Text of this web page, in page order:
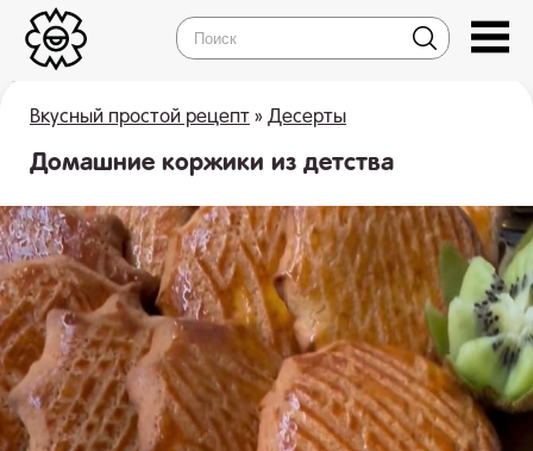
Вкусный простой рецепт » Десерты
Домашние коржики из детства